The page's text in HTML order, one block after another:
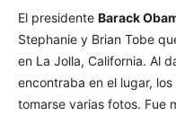
El presidente Barack
Stephanie y Brian Tobe
en La Jolla, California. Al
encontraba en el lugar,
tomarse varias fotos. Fue